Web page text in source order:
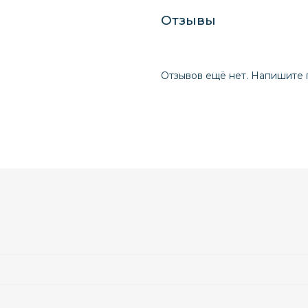
Отзывы
Отзывов ещё нет. Напишите